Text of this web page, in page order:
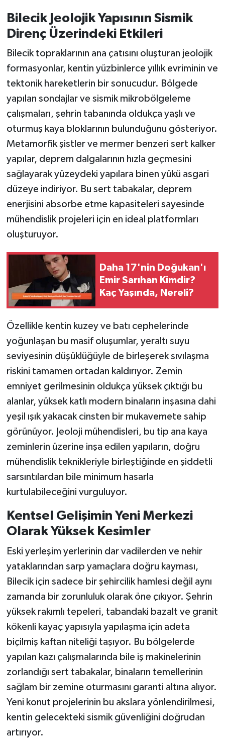
Bilecik Jeolojik Yapısının Sismik
Direnç Üzerindeki Etkileri
Bilecik topraklarının ana çatısını oluşturan jeolojik
formasyonlar, kentin yüzbinlerce yıllık evriminin ve
tektonik hareketlerin bir sonucudur. Bölgede
yapılan sondajlar ve sismik mikrobölgeleme
çalışmaları, şehrin tabanında oldukça yaşlı ve
oturmuş kaya bloklarının bulunduğunu gösteriyor.
Metamorfik şistler ve mermer benzeri sert kalker
yapılar, deprem dalgalarının hızla geçmesini
sağlayarak yüzeydeki yapılara binen yükü asgari
düzeye indiriyor. Bu sert tabakalar, deprem
enerjisini absorbe etme kapasiteleri sayesinde
mühendislik projeleri için en ideal platformları
oluşturuyor.
Daha 17'nin Doğukan'ı
Emir Sarıhan Kimdir?
Kaç Yaşında, Nereli?
Özellikle kentin kuzey ve batı cephelerinde
yoğunlaşan bu masif oluşumlar, yeraltı suyu
seviyesinin düşüklüğüyle de birleşerek sıvılaşma
riskini tamamen ortadan kaldırıyor. Zemin
emniyet gerilmesinin oldukça yüksek çıktığı bu
alanlar, yüksek katlı modern binaların inşasına dahi
yeşil ışık yakacak cinsten bir mukavemete sahip
görünüyor. Jeoloji mühendisleri, bu tip ana kaya
zeminlerin üzerine inşa edilen yapıların, doğru
mühendislik teknikleriyle birleştiğinde en şiddetli
sarsıntılardan bile minimum hasarla
kurtulabileceğini vurguluyor.
Kentsel Gelişimin Yeni Merkezi
Olarak Yüksek Kesimler
Eski yerleşim yerlerinin dar vadilerden ve nehir
yataklarından sarp yamaçlara doğru kayması,
Bilecik için sadece bir şehircilik hamlesi değil aynı
zamanda bir zorunluluk olarak öne çıkıyor. Şehrin
yüksek rakımlı tepeleri, tabandaki bazalt ve granit
kökenli kayaç yapısıyla yapılaşma için adeta
biçilmiş kaftan niteliği taşıyor. Bu bölgelerde
yapılan kazı çalışmalarında bile iş makinelerinin
zorlandığı sert tabakalar, binaların temellerinin
sağlam bir zemine oturmasını garanti altına alıyor.
Yeni konut projelerinin bu akslara yönlendirilmesi,
kentin gelecekteki sismik güvenliğini doğrudan
artırıyor.